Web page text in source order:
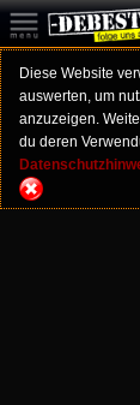
Diese Website
auswerten, um
anzuzeigen.
du deren